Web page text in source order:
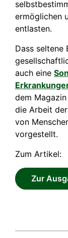
ermöglichen
entlasten.
Dass seltene
auch eine
dem Magazin
die Arbeit der
von
vorgestellt.
Zum Artikel:
Zur